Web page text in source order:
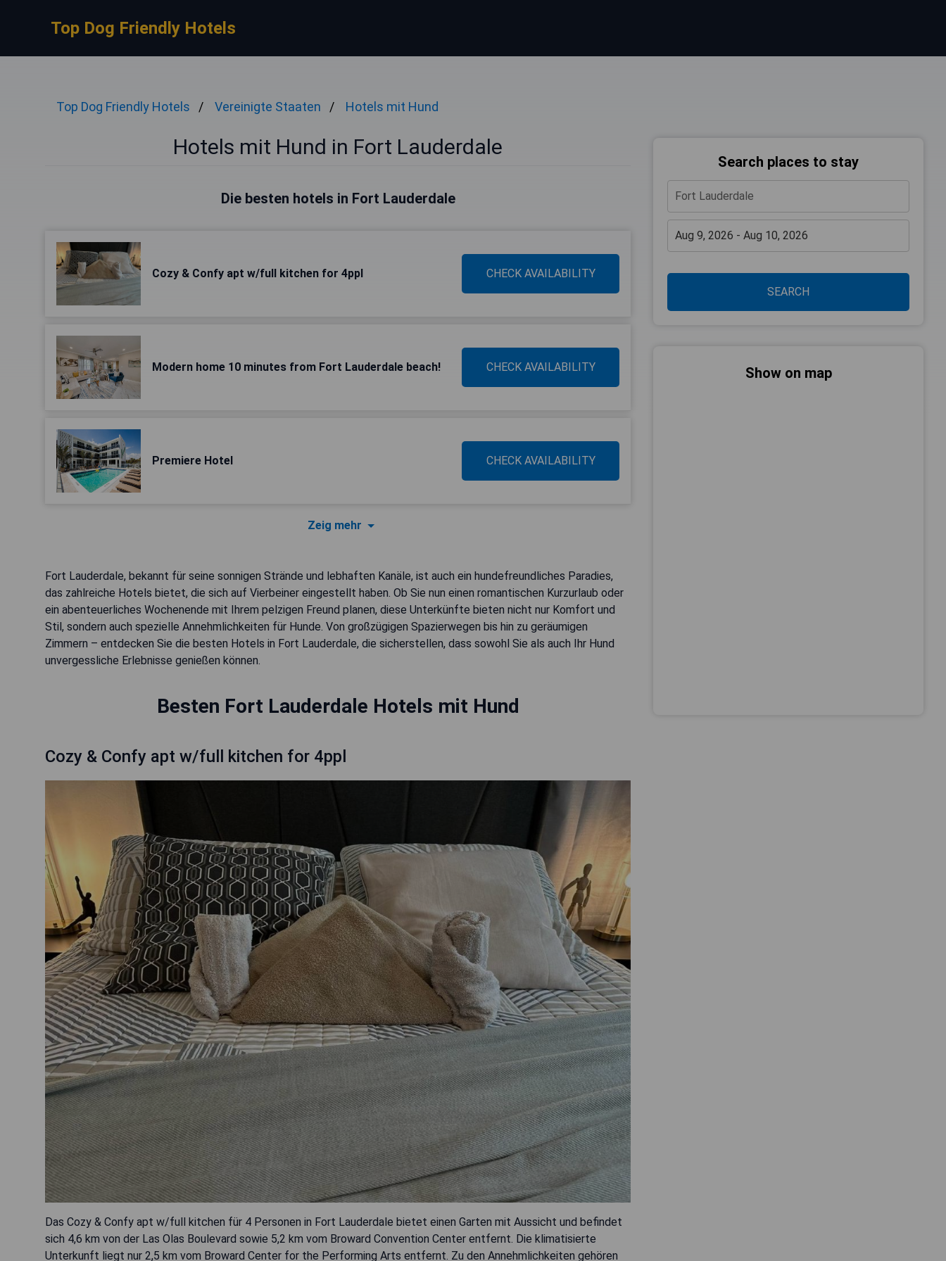
Top Dog Friendly Hotels
Top Dog Friendly Hotels Vereinigte Staaten Hotels mit Hund
Hotels mit Hund in Fort Lauderdale
Die besten hotels in Fort Lauderdale
Cozy & Confy apt w/full kitchen for 4ppl CHECK AVAILABILITY
Modern home 10 minutes from Fort Lauderdale beach! CHECK AVAILABILITY
Premiere Hotel CHECK AVAILABILITY
Zeig mehr
Fort Lauderdale, bekannt für seine sonnigen Strände und lebhaften Kanäle, ist auch ein hundefreundliches Paradies,
das zahlreiche Hotels bietet, die sich auf Vierbeiner eingestellt haben. Ob Sie nun einen romantischen Kurzurlaub oder
ein abenteuerliches Wochenende mit Ihrem pelzigen Freund planen, diese Unterkünfte bieten nicht nur Komfort und
Stil, sondern auch spezielle Annehmlichkeiten für Hunde. Von großzügigen Spazierwegen bis hin zu geräumigen
Zimmern – entdecken Sie die besten Hotels in Fort Lauderdale, die sicherstellen, dass sowohl Sie als auch Ihr Hund
unvergessliche Erlebnisse genießen können.
Besten Fort Lauderdale Hotels mit Hund
Cozy & Confy apt w/full kitchen for 4ppl
Das Cozy & Confy apt w/full kitchen für 4 Personen in Fort Lauderdale bietet einen Garten mit Aussicht und befindet
sich 4,6 km von der Las Olas Boulevard sowie 5,2 km vom Broward Convention Center entfernt. Die klimatisierte
Unterkunft liegt nur 2,5 km vom Broward Center for the Performing Arts entfernt. Zu den Annehmlichkeiten gehören
Search places to stay
SEARCH
Show on map